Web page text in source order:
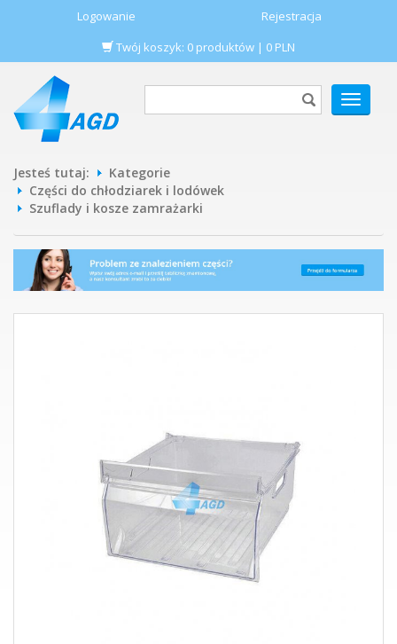
Logowanie
Rejestracja
Twój koszyk: 0 produktów | 0 PLN
POKAŻ
MENU
Jesteś tutaj:
Kategorie
Części do chłodziarek i lodówek
Szuflady i kosze zamrażarki